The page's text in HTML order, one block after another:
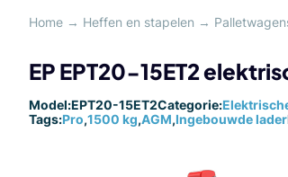
Home → Heffen en stapelen →
EP EPT20-15ET2
Model:EPT20-15ET2Categorie:
Tags:Pro,1500 kg,AGM,Ingebouwde lader